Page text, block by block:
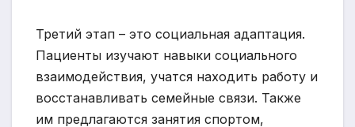
Третий этап – это социальная адаптация.
Пациенты изучают навыки социального
взаимодействия, учатся находить работу и
восстанавливать семейные связи. Также
им предлагаются занятия спортом,